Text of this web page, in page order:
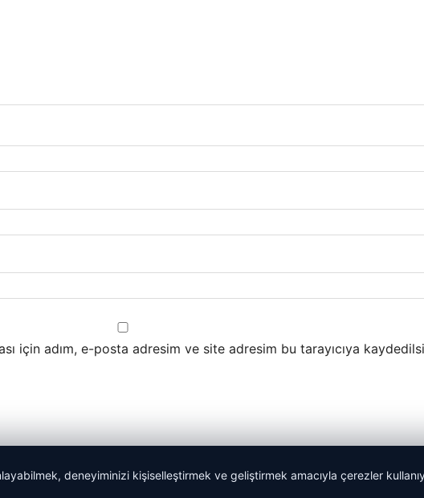
için adım, e-posta adresim ve site adresim bu tarayıcıya
deneyiminizi kişiselleştirmek ve geliştirmek amacıyla çerezler